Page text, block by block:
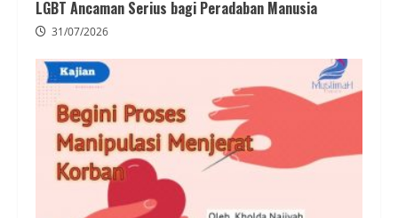
LGBT Ancaman Serius bagi Peradaban Manusia
31/07/2026